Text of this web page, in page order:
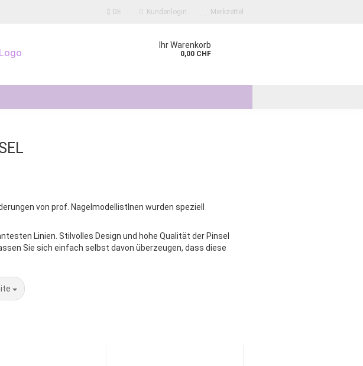
DE Kundenlogin Merkzettel
Ihr Warenkorb
0,00 CHF
von prof. NagelmodellistInen wurden speziell
Linien. Stilvolles Design und hohe Qualität der Pinsel
Sie sich einfach selbst davon überzeugen, dass diese